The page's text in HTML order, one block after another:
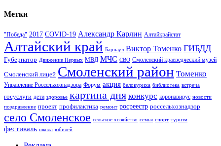
Метки
"Победа" 2017 COVID-19 Александр Карлин Алтайкрайстат
Алтайский край Барнаул Виктор Томенко ГИБДД
Губернатор Движение Первых МВД МЧС СВО Смоленский краеведческий музей
Смоленский лицей Смоленский район Томенко
Управление Россельхознадзора Форум акция белокуриха библиотека встреча
госуслуги дети здоровье картина дня конкурс коронавирус новости
поздравление проект профилактика ремонт росреестр россельхознадзор
село Смоленское сельское хозяйство семья спорт туризм
фестиваль школа юбилей